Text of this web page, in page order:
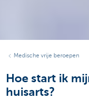
Medische vrije beroepen
Hoe start ik
huisarts?